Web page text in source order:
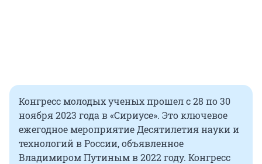
Конгресс молодых ученых прошел с 28 по 30
ноября 2023 года в «Сириусе». Это ключевое
ежегодное мероприятие Десятилетия науки и
технологий в России, объявленное
Владимиром Путиным в 2022 году. Конгресс